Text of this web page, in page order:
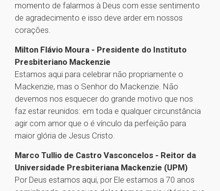
momento de falarmos à Deus com esse sentimento
de agradecimento e isso deve arder em nossos
corações.
Milton Flávio Moura - Presidente do Instituto
Presbiteriano Mackenzie
Estamos aqui para celebrar não propriamente o
Mackenzie, mas o Senhor do Mackenzie. Não
devemos nos esquecer do grande motivo que nos
faz estar reunidos: em toda e qualquer circunstância
agir com amor que o é vínculo da perfeição para
maior glória de Jesus Cristo.
Marco Tullio de Castro Vasconcelos - Reitor da
Universidade Presbiteriana Mackenzie (UPM)
Por Deus estamos aqui, por Ele estamos a 70 anos